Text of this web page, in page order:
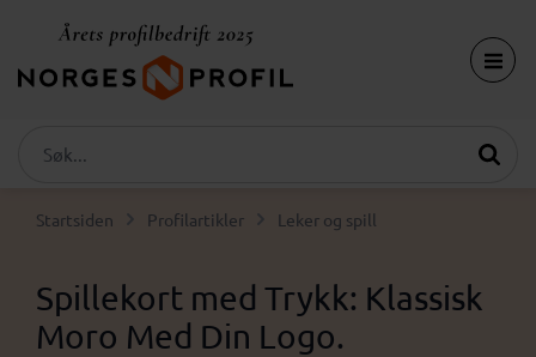
Startsiden Profilartikler Leker og spill
Spillekort med Trykk: Klassisk
Moro Med Din Logo.